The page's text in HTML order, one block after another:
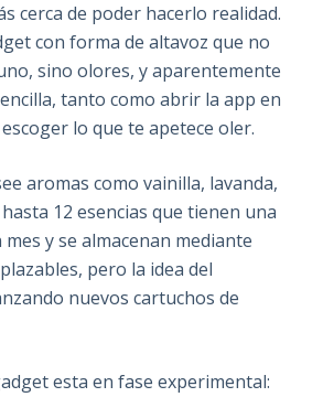
cerca de poder hacerlo realidad.
con forma de altavoz que no
sino olores, y aparentemente
tanto como abrir la app en
lo que te apetece oler.
aromas como vainilla, lavanda,
12 esencias que tienen una
y se almacenan mediante
pero la idea del
nuevos cartuchos de
esta en fase experimental: